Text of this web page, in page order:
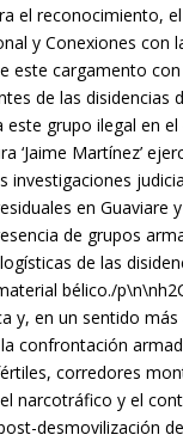
el reconocimiento,
y Conexiones con
cargamento
de las disidencias
grupo ilegal en
‘Jaime Martínez’
investigaciones
en Guaviare
de grupos
de las
bélico./
y, en un sentido
confrontación
corredores
narcotráfico y el
desmovilización